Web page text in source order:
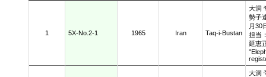
1 5X-No.2-1 1965 Iran Taq-i-Bustan
大洞
勢子
月30
担当
延恵
大洞